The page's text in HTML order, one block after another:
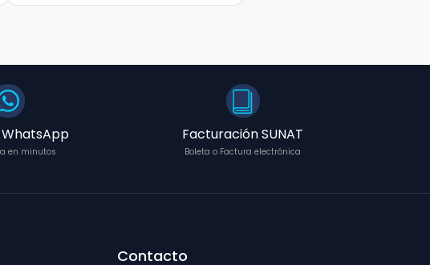
en minutos
Facturación SUNAT
Boleta o Factura electrónica
Contacto